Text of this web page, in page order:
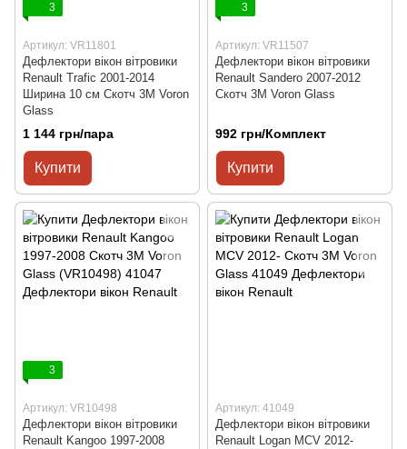
3
Артикул: VR11801
Дефлектори вікон вітровики
Renault Trafic 2001-2014
Ширина 10 см Скотч 3M Voron
Glass
1 144 грн/пара
Купити
3
Артикул: VR11507
Дефлектори вікон вітровики
Renault Sandero 2007-2012
Скотч 3M Voron Glass
992 грн/Комплект
Купити
3
Артикул: VR10498
Дефлектори вікон вітровики
Renault Kangoo 1997-2008
Артикул: 41049
Дефлектори вікон вітровики
Renault Logan MCV 2012-